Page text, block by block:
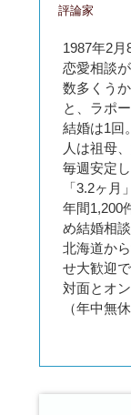
評論家
1987年2月
恋愛相談
数多くう
と、ラポ
結婚は1回
人は祖母
毎週安定
「3.2ヶ月」
年間1,200
め結婚相
北海道か
せ大歓迎で
対面とオ
（年中無休